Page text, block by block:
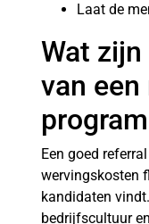
Laat de
Wat
van een
Een goed
wervingskosten
kandidaten
bedrijfscultuur